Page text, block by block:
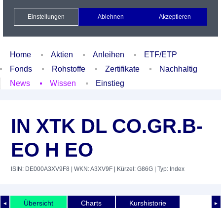
Xetra Realtime
Watchlist Portfolio Login
Home Aktien Anleihen
ETF/ETP
Fonds
Rohstoffe Zertifikate
Nachhaltig
News
Wissen Einstieg
IN XTK DL CO.GR.B-
EO H EO
ISIN: DE000A3XV9F8 | WKN: A3XV9F | Kürzel: G86G | Typ: Index
◄ ►
Übersicht Charts Kurshistorie
Einstellungen Ablehnen Akzeptieren